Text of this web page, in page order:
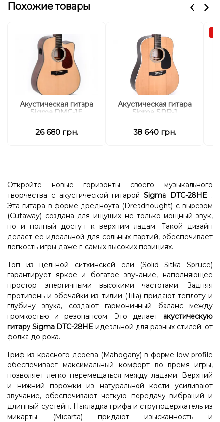
Похожие товары
Акустическая гитара
Sigma DMC-1E
26 680 грн.
Акустическая гитара
Sigma SDR-1
38 640 грн.
Откройте новые горизонты своего музыкального
творчества с акустической гитаройSigma DTC-28HE.
Эта гитара в форме дредноута (Dreadnought) с вырезом
(Cutaway) создана для ищущих не только мощный звук,
но и полный доступ к верхним ладам. Такой дизайн
делает ее идеальной для сольных партий, обеспечивает
легкость игры даже в самых высоких позициях.
Топ из цельной ситхинской ели (Solid Sitka Spruce)
гарантирует яркое и богатое звучание, наполняющее
простор энергичными высокими частотами. Задняя
противень и обечайки из тилии (Tilia) придают теплоту и
глубину звука, создают гармоничный баланс между
громкостью и резонансом. Это делает акустическую
гитару Sigma DTC-28HE идеальной для разных стилей: от
фолка до рока.
Гриф из красного дерева (Mahogany) в форме low profile
обеспечивает максимальный комфорт во время игры,
позволяет легко перемещаться между ладами. Верхний
и нижний порожки из натуральной кости усиливают
звучание, обеспечивают четкую передачу вибраций и
длинный сустейн. Накладка грифа и струнодержатель из
микарты (Micarta) придают изысканность и